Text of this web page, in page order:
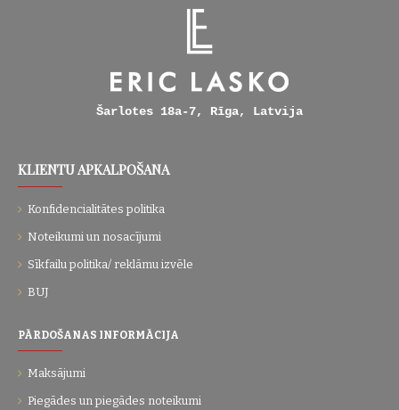
Šarlotes 18a-7, Rīga, Latvija
KLIENTU APKALPOŠANA
Konfidencialitātes politika
Noteikumi un nosacījumi
Sīkfailu politika/ reklāmu izvēle
BUJ
PĀRDOŠANAS INFORMĀCIJA
Maksājumi
Piegādes un piegādes noteikumi